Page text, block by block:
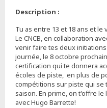
Description :
Tu as entre 13 et 18 ans et
Le CNCB, en collaboration
venir faire tes deux
journée, le 8 octobre
certification qui te donnera
écoles de piste, en plus de
compétitions sur piste qui se
saison. En prime, on t'offre
avec Hugo Barrette!